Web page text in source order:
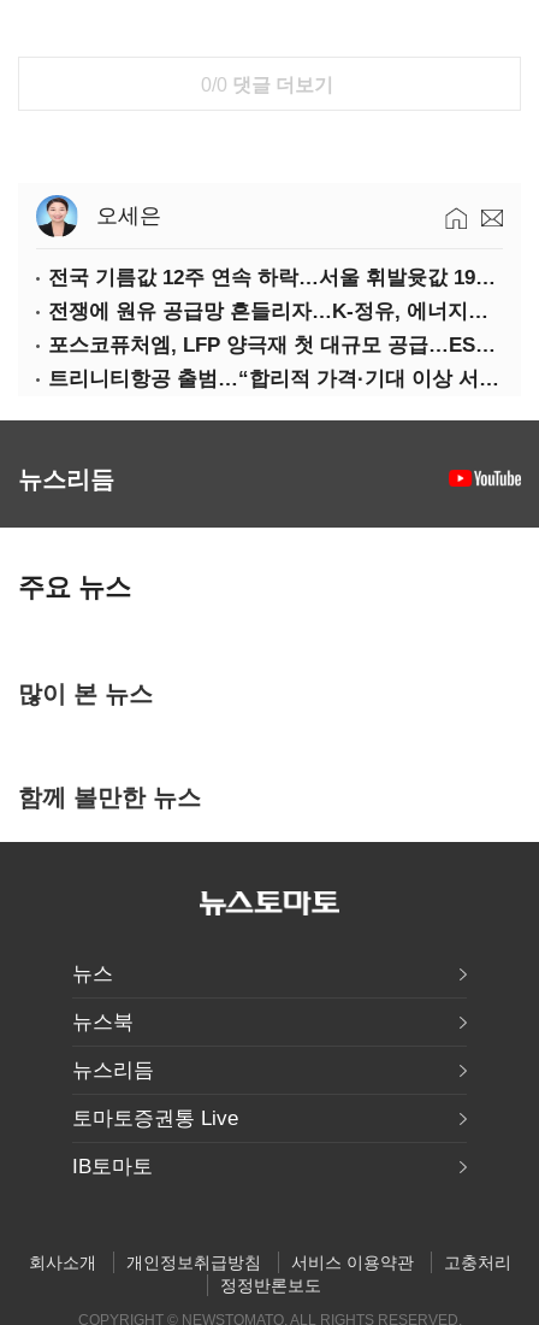
0/0 댓글 더보기
오세은
전국 기름값 12주 연속 하락…서울 휘발윳값 1909원
전쟁에 원유 공급망 흔들리자…K-정유, 에너지안보 핵심으로 재부상
포스코퓨처엠, LFP 양극재 첫 대규모 공급…ESS 시장 공략
트리니티항공 출범…“합리적 가격·기대 이상 서비스로 승부”
뉴스리듬
주요 뉴스
많이 본 뉴스
함께 볼만한 뉴스
뉴스
뉴스북
뉴스리듬
토마토증권통 Live
IB토마토
회사소개 개인정보취급방침 서비스 이용약관
고충처리
정정반론보도
COPYRIGHT © NEWSTOMATO. ALL RIGHTS RESERVED.